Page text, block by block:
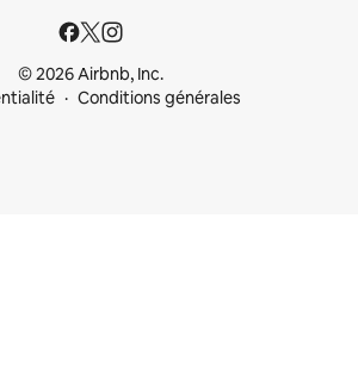
© 2026 Airbnb, Inc.
Conditions générales